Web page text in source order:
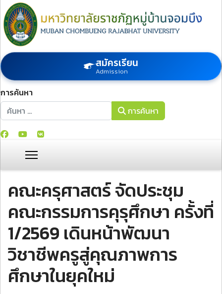
สมัครเรียน
Admission
การค้นหา
การค้นหา
การค้นหา
คณะครุศาสตร์ จัดประชุม
คณะกรรมการคุรุศึกษา ครั้งที่
1/2569 เดินหน้าพัฒนา
วิชาชีพครูสู่คุณภาพการ
ศึกษาในยุคใหม่